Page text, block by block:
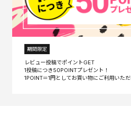
期間限定
レビュー投稿でポイントGET
1投稿につき50POINTプレゼント！